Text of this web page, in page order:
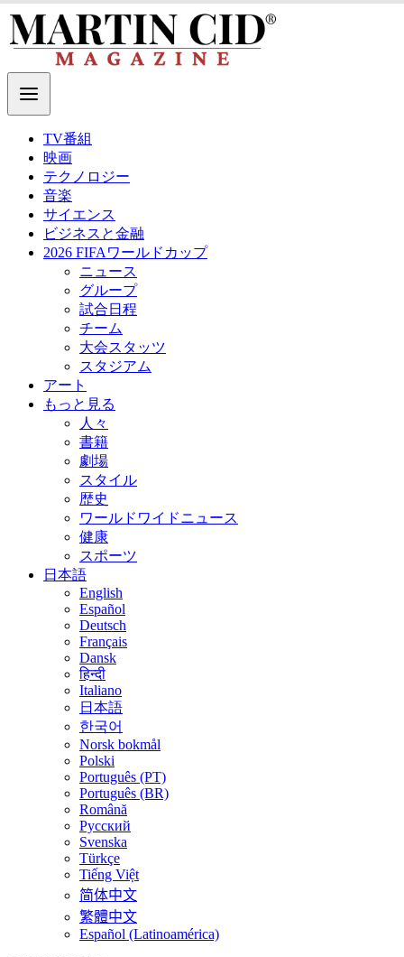
TV番組
映画
テクノロジー
音楽
サイエンス
ビジネスと金融
2026 FIFAワールドカップ
ニュース
グループ
試合日程
チーム
大会スタッツ
スタジアム
アート
もっと見る
人々
書籍
劇場
スタイル
歴史
ワールドワイドニュース
健康
スポーツ
日本語
English
Español
Deutsch
Français
Dansk
हिन्दी
Italiano
日本語
한국어
Norsk bokmål
Polski
Português (PT)
Português (BR)
Română
Русский
Svenska
Türkçe
Tiếng Việt
简体中文
繁體中文
Español (Latinoamérica)